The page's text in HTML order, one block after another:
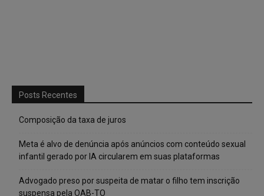
Posts Recentes
Composição da taxa de juros
Meta é alvo de denúncia após anúncios com conteúdo sexual
infantil gerado por IA circularem em suas plataformas
Advogado preso por suspeita de matar o filho tem inscrição
suspensa pela OAB-TO